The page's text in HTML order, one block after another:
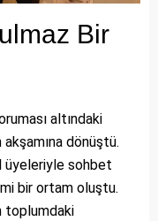
Bir
altındaki
dönüştü.
üyeleriyle sohbet
bir ortam oluştu.
toplumdaki